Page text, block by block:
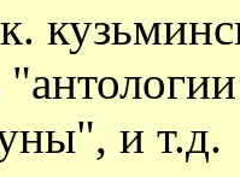
и т.д.